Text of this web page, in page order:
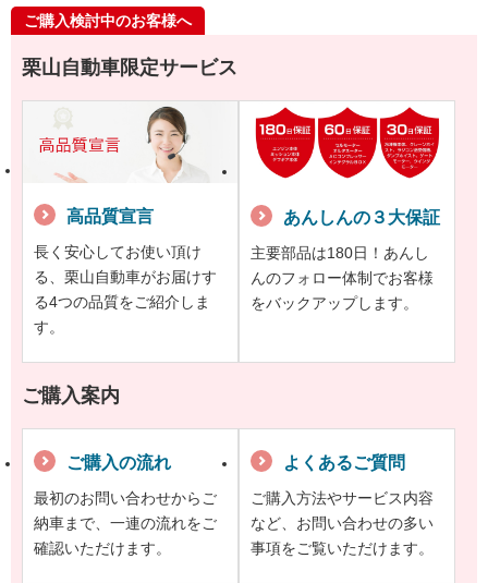
ご購入検討中のお客様へ
栗山自動車限定サービス
高品質宣言
長く安心してお使い頂け
る、栗山自動車がお届けす
る4つの品質をご紹介しま
す。
あんしんの３大保証
主要部品は180日！あんし
んのフォロー体制でお客様
をバックアップします。
ご購入案内
ご購入の流れ
最初のお問い合わせからご
納車まで、一連の流れをご
確認いただけます。
よくあるご質問
ご購入方法やサービス内容
など、お問い合わせの多い
事項をご覧いただけます。